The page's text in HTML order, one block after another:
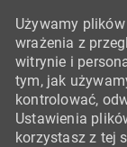
Używamy
wrażenia z
witrynie i
tym, jak
kontrolować,
Ustawienia
korzystasz z tej